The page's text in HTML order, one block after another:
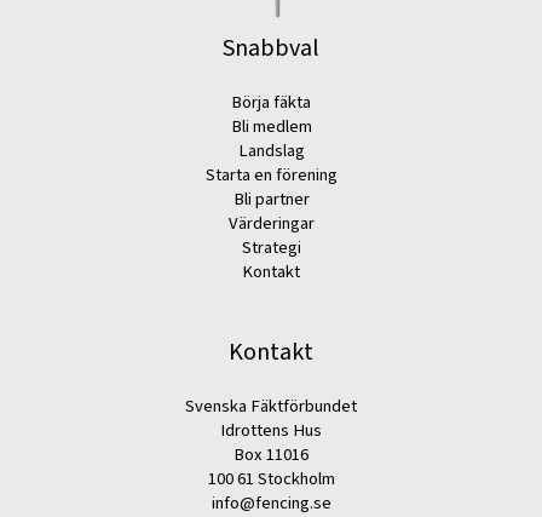
Snabbval
Börja fäkta
Bli medlem
Landslag
Starta en förening
Bli partner
Värderingar
Strategi
Kontakt
Kontakt
Svenska Fäktförbundet
Idrottens Hus
Box 11016
100 61 Stockholm
info@fencing.se